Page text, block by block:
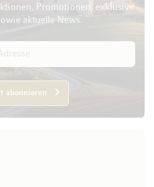
Promotionen, exklusive
aktuelle News.
abonnieren